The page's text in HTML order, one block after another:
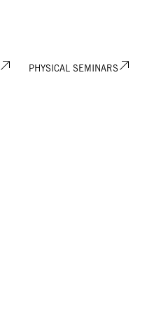
PHYSICAL SEMINARS